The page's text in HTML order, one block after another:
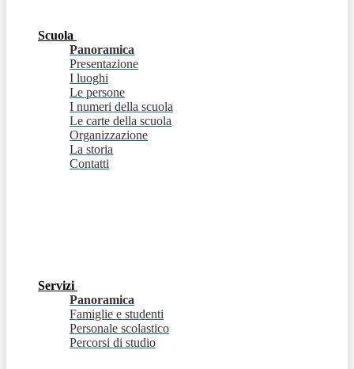
Scuola
Panoramica
Presentazione
I luoghi
Le persone
I numeri della scuola
Le carte della scuola
Organizzazione
La storia
Contatti
Servizi
Panoramica
Famiglie e studenti
Personale scolastico
Percorsi di studio